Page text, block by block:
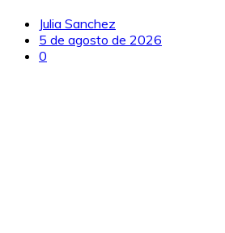
Julia Sanchez
5 de agosto de 2026
0